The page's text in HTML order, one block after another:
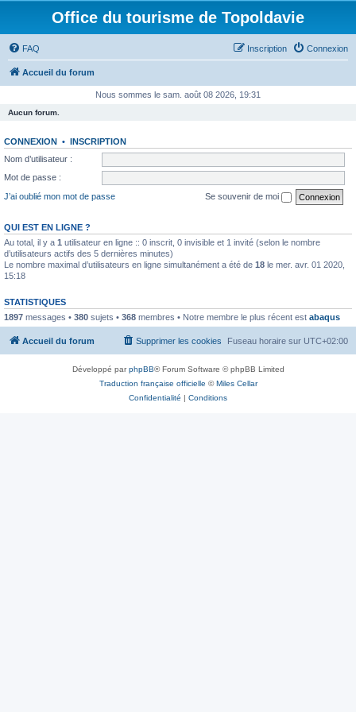
Office du tourisme de Topoldavie
FAQ Connexion
Inscription
Accueil du forum
Nous sommes le sam. août 08 2026, 19:31
Aucun forum.
CONNEXION • INSCRIPTION
Nom d’utilisateur :
Mot de passe :
J’ai oublié mon mot de passe
Se souvenir de moi
QUI EST EN LIGNE ?
Au total, il y a 1 utilisateur en ligne :: 0 inscrit, 0 invisible et 1 invité (selon le nombre
d’utilisateurs actifs des 5 dernières minutes)
Le nombre maximal d’utilisateurs en ligne simultanément a été de 18 le mer. avr. 01 2020,
15:18
STATISTIQUES
1897 messages • 380 sujets • 368 membres • Notre membre le plus récent est abaqus
Accueil du forum Fuseau horaire sur UTC+02:00
Supprimer les cookies
Développé parphpBB® Forum Software © phpBB Limited
Traduction française officielle ©Miles Cellar
Confidentialité | Conditions